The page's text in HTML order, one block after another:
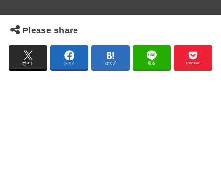
Please share
ポスト シェア はてブ 送る Pocket